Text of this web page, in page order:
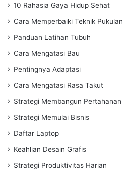
10 Rahasia Gaya Hidup Sehat
Cara Memperbaiki Teknik Pukulan
Panduan Latihan Tubuh
Cara Mengatasi Bau
Pentingnya Adaptasi
Cara Mengatasi Rasa Takut
Strategi Membangun Pertahanan
Strategi Memulai Bisnis
Daftar Laptop
Keahlian Desain Grafis
Strategi Produktivitas Harian